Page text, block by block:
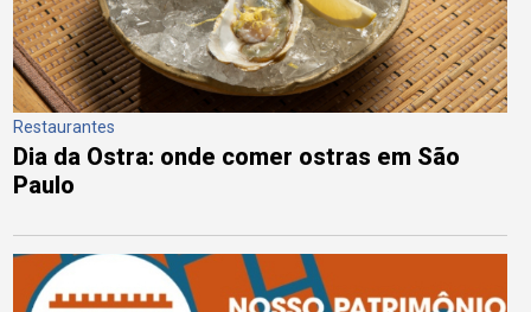
Restaurantes
Dia da Ostra: onde comer ostras em São
Paulo